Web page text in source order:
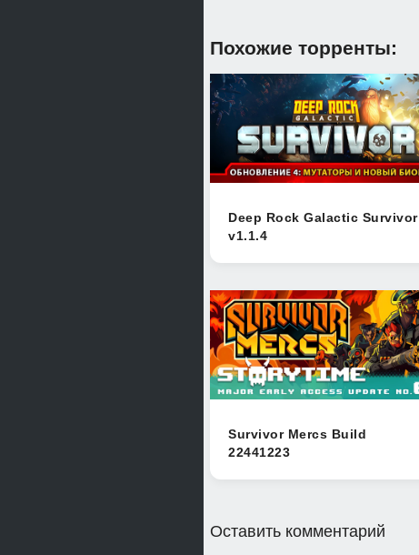
Похожие торренты:
Deep Rock Galactic Survivor
v1.1.4
Survivor Mercs Build
22441223
Оставить комментарий